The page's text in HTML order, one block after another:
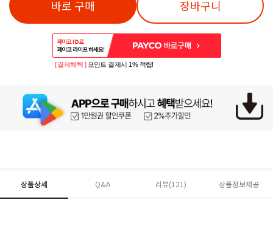
바로 구매 장바구니
[ 결제혜택 ] 포인트 결제시 1% 적립!
상품상세 Q&A 리뷰(121) 상품정보제공